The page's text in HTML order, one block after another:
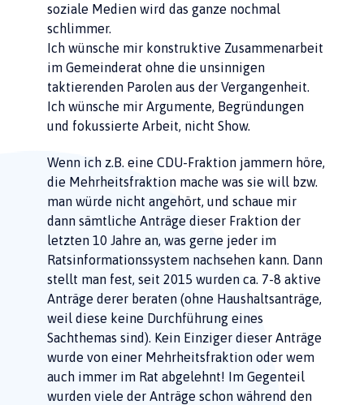
soziale Medien wird das ganze nochmal
schlimmer.
Ich wünsche mir konstruktive Zusammenarbeit
im Gemeinderat ohne die unsinnigen
taktierenden Parolen aus der Vergangenheit.
Ich wünsche mir Argumente, Begründungen
und fokussierte Arbeit, nicht Show.
Wenn ich z.B. eine CDU-Fraktion jammern höre,
die Mehrheitsfraktion mache was sie will bzw.
man würde nicht angehört, und schaue mir
dann sämtliche Anträge dieser Fraktion der
letzten 10 Jahre an, was gerne jeder im
Ratsinformationssystem nachsehen kann. Dann
stellt man fest, seit 2015 wurden ca. 7-8 aktive
Anträge derer beraten (ohne Haushaltsanträge,
weil diese keine Durchführung eines
Sachthemas sind). Kein Einziger dieser Anträge
wurde von einer Mehrheitsfraktion oder wem
auch immer im Rat abgelehnt! Im Gegenteil
wurden viele der Anträge schon während den